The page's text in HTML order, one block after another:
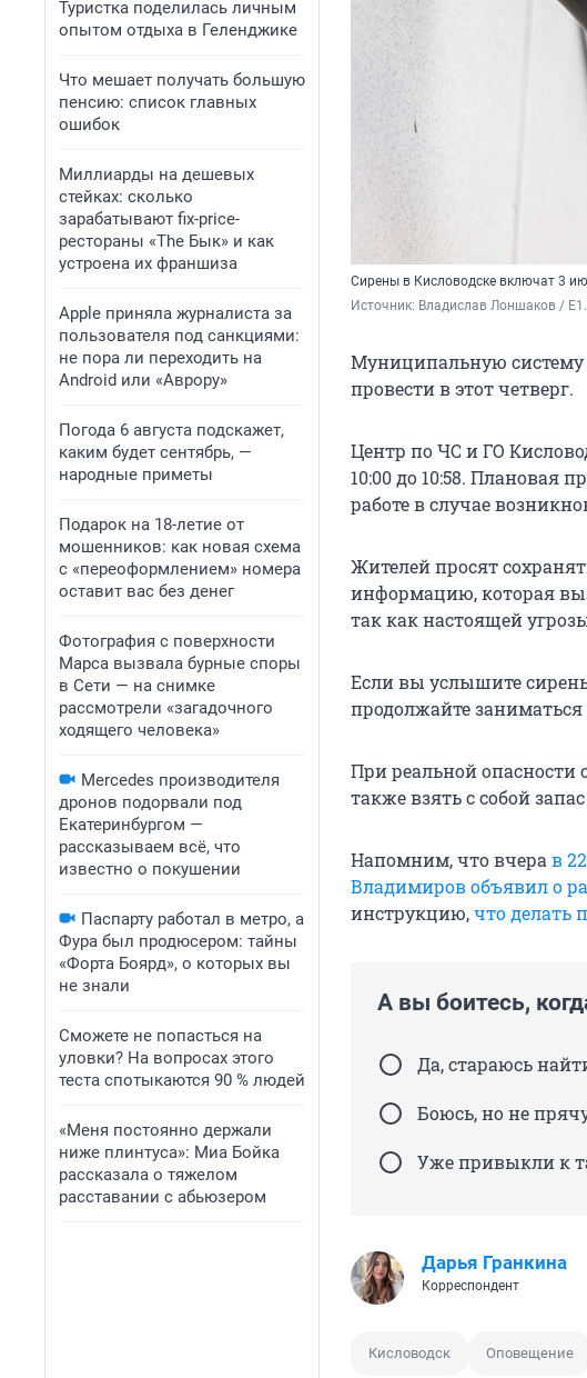
Туристка поделилась личным
опытом отдыха в Геленджике
Что мешает получать большую
пенсию: список главных
ошибок
Миллиарды на дешевых
стейках: сколько
зарабатывают fix-price-
рестораны «The Бык» и как
устроена их франшиза
Apple приняла журналиста за
пользователя под санкциями:
не пора ли переходить на
Android или «Аврору»
Погода 6 августа подскажет,
каким будет сентябрь, —
народные приметы
Подарок на 18-летие от
мошенников: как новая схема
с «переоформлением» номера
оставит вас без денег
Фотография с поверхности
Марса вызвала бурные споры
в Сети — на снимке
рассмотрели «загадочного
ходящего человека»
Mercedes производителя
дронов подорвали под
Екатеринбургом —
рассказываем всё, что
известно о покушении
Паспарту работал в метро, а
Фура был продюсером: тайны
«Форта Боярд», о которых вы
не знали
Сможете не попасться на
уловки? На вопросах этого
теста спотыкаются 90 % людей
«Меня постоянно держали
ниже плинтуса»: Миа Бойка
рассказала о тяжелом
расставании с абьюзером
Сирены в Кисловодске включат 3
Источник: Владислав Лоншаков /
Муниципальную систему
провести в этот четверг.
Центр по ЧС и ГО
10:00 до 10:58. Плановая
работе в случае
Жителей просят
информацию, которая
так как настоящей
Если вы услышите
продолжайте
При реальной опасности
также взять с собой
Напомним, что вчера в
Владимиров объявил о
инструкцию,что делать
А вы боитесь,
Да, стараюсь
Боюсь, но не
Уже привыкли к
Дарья Гранкина
Корреспондент
Кисловодск Оповещение